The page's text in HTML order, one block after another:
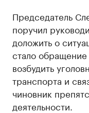
Председатель
поручил
доложить о
стало обращение
возбудить
транспорта и
чиновник
деятельности.